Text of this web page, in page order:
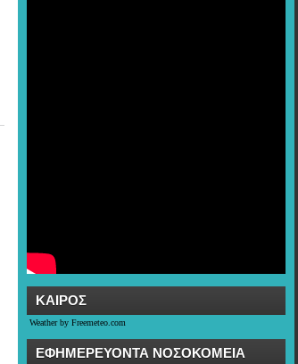
ΚΑΙΡOΣ
Weather by Freemeteo.com
ΕΦΗΜΕΡΕΥΟΝΤΑ ΝΟΣΟΚΟΜΕΙΑ